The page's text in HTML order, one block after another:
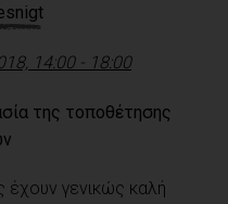
14:00 - 18:00
της τοποθέτησης
έχουν γενικώς καλή